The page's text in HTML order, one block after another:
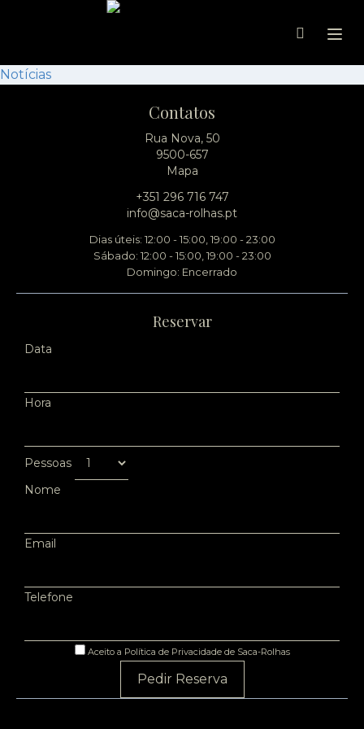
Notícias
Contatos
Rua Nova, 50
9500-657
Mapa
+351 296 716 747
info@saca-rolhas.pt
Dias úteis: 12:00 - 15:00, 19:00 - 23:00
Sábado: 12:00 - 15:00, 19:00 - 23:00
Domingo: Encerrado
Reservar
Data
Hora
Pessoas
Nome
Email
Telefone
Aceito a Política de Privacidade de Saca-Rolhas
Pedir Reserva